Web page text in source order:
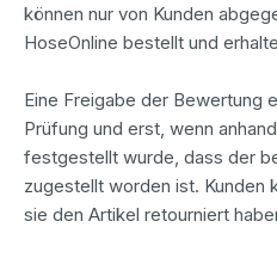
können nur von Kunden
HoseOnline bestellt und
Eine Freigabe der Bewertung
Prüfung und erst, wenn
festgestellt wurde, dass der
zugestellt worden ist. Kunden
sie den Artikel retourniert